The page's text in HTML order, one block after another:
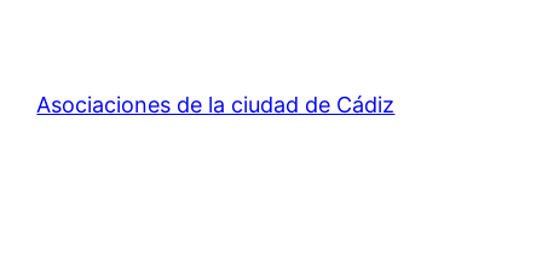
Asociaciones de la ciudad de Cádiz